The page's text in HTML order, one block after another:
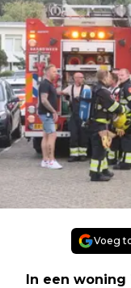
Voeg
In een